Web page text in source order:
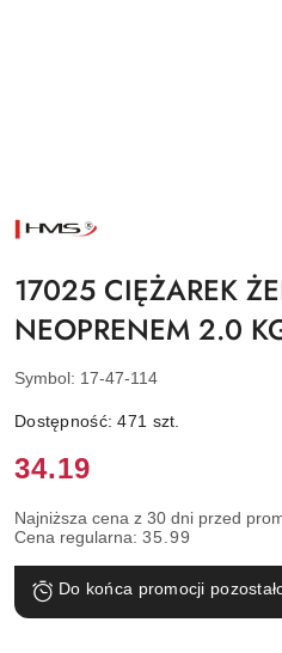
NAZWA
PRODUCENTA:
17025 CIĘŻAREK
NEOPRENEM 2.0
Symbol: 17-47-114
Dostępność:471 szt.
Cena:
34.19
Najniższa cena z 30 dni przed
Cena regularna: 35.99
Do końca promocji